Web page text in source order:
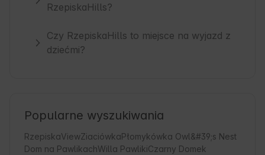
RzepiskaHills?
Czy RzepiskaHills to miejsce na wyjazd z
dziećmi?
Popularne wyszukiwania
RzepiskaViewZiaciówkaPłomykówka Owl&#39;s Nest
Dom na PawlikachWilla PawlikiCzarny Domek